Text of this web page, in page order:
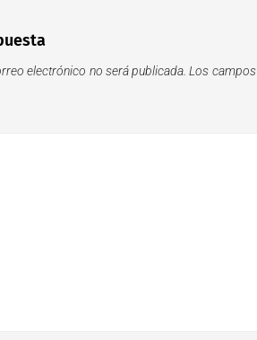
electrónico no será publicada. Los